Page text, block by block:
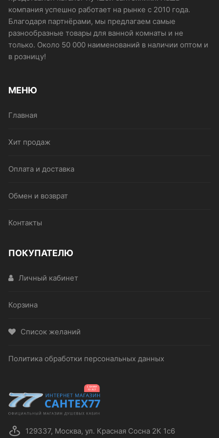
компания успешно работает на рынке с 2010 года.
Благодаря партнёрами, мы предлагаем самые
разнообразные товары для ванной комнаты и не
только. Около 50 000 наименований в наличии оптом и
в розницу!
МЕНЮ
Главная
Хит продаж
Оплата и доставка
Обмен и возврат
Контакты
ПОКУПАТЕЛЮ
Личный кабинет
Корзина
Список желаний
Политика обработки персональных данных
129337, Москва, ул. Красная Сосна 2К 1с6